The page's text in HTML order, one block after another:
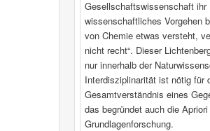
Gesellschaftswissenschaft ihr
wissenschaftliches Vorgehen
von Chemie etwas versteht,
nicht recht“. Dieser
nur innerhalb der
Interdisziplinarität ist nötig für
Gesamtverständnis eines
das begründet auch die
Grundlagenforschung.